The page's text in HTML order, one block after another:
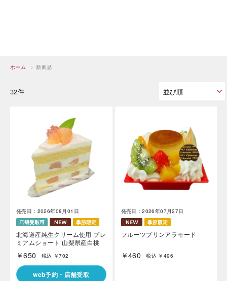
ホーム > 新商品
32件
発売日：2026年08月01日
北海道産純生クリーム使用 プレ
ミアムショート 山梨県産白桃
￥650 税込 ￥702
web予約・店舗受取
発売日：2026年07月27日
フルーツプリンアラモード
￥460 税込 ￥496